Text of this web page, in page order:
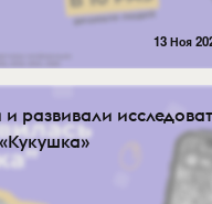
13 Ноя
развивали